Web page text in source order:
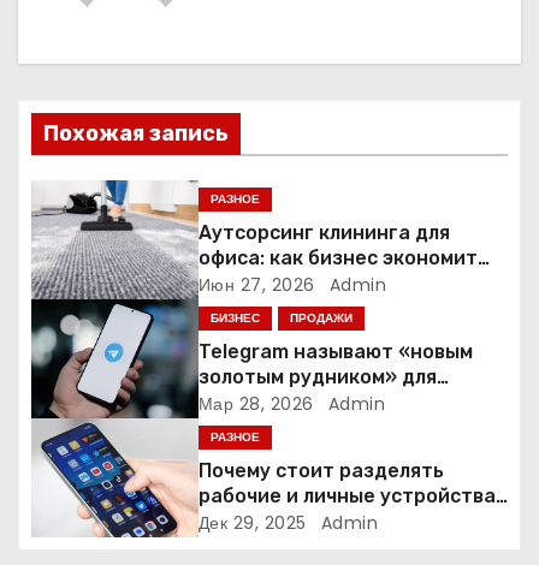
я
п
о
з
а
п
и
я
Похожая запись
РАЗНОЕ
Аутсорсинг клининга для
офиса: как бизнес экономит
время и деньги на уборке
Июн 27, 2026 Admin
БИЗНЕС ПРОДАЖИ
Telegram называют «новым
золотым рудником» для
креаторов: как блогеры
создают онлайн-бизнес
Мар 28, 2026 Admin
РАЗНОЕ
Почему стоит разделять
рабочие и личные устройства
— и чем опасно всё смешивать
Дек 29, 2025 Admin